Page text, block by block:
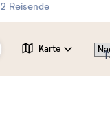
2 Reisende
Karte